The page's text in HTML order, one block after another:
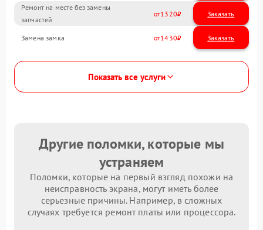
Ремонт на месте без замены
запчастей
1320
Замена замка 1430
Показать все услуги
Другие поломки, которые мы
устраняем
Поломки, которые на первый взгляд похожи на
неисправность экрана, могут иметь более
серьезные причины. Например, в сложных
случаях требуется ремонт платы или процессора.